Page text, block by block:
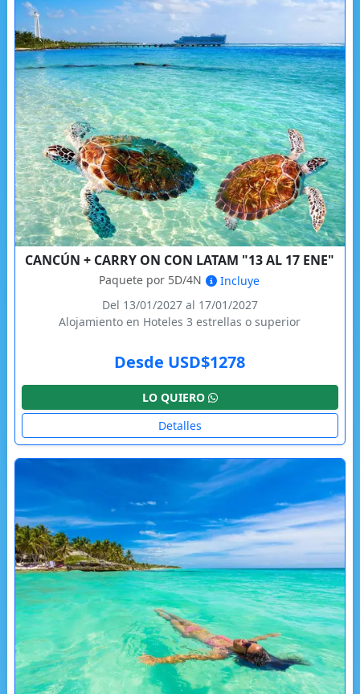
CANCÚN + CARRY ON CON LATAM "13 AL 17 ENE"
Paquete por 5D/4N
Incluye
Del 13/01/2027 al 17/01/2027
Alojamiento en Hoteles 3 estrellas o superior
Desde USD$1278
LO QUIERO
Detalles